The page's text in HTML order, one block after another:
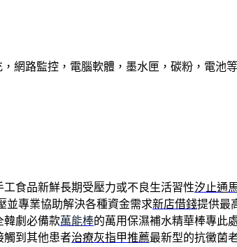
網路監控，電腦軟體，墨水匣，碳粉，電池
工食品新鮮長期受壓力或不良生活習性汐止通
並專業協助解決各種資金需求新店借錢提供最
韓劇必備款萬能棒的萬用保濕補水精華棒專此
觸到其他患者治療灰指甲推薦最新型的抗黴菌